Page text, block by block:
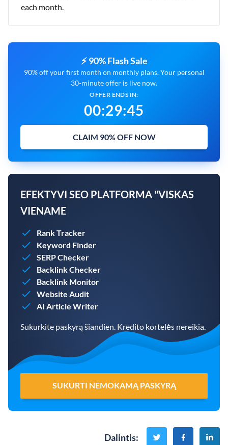
each month.
⚡ 90% Flash Sale
90% off your first month on monthly plans. Your personal
30-minute offer is live now.
OFFER ENDS IN:
00:29:44
CLAIM 90% OFF NOW
EFEKTYVI SEO PLATFORMA "VISKAS
VIENAME
Rank Tracker
Keyword Finder
SERP Checker
Backlink Checker
Backlink Monitor
Website Audit
AI Article Writer
Sukurkite paskyrą šiandien. Kredito kortelės nereikia.
SUKURTI NEMOKAMĄ PASKYRĄ
Dalintis: